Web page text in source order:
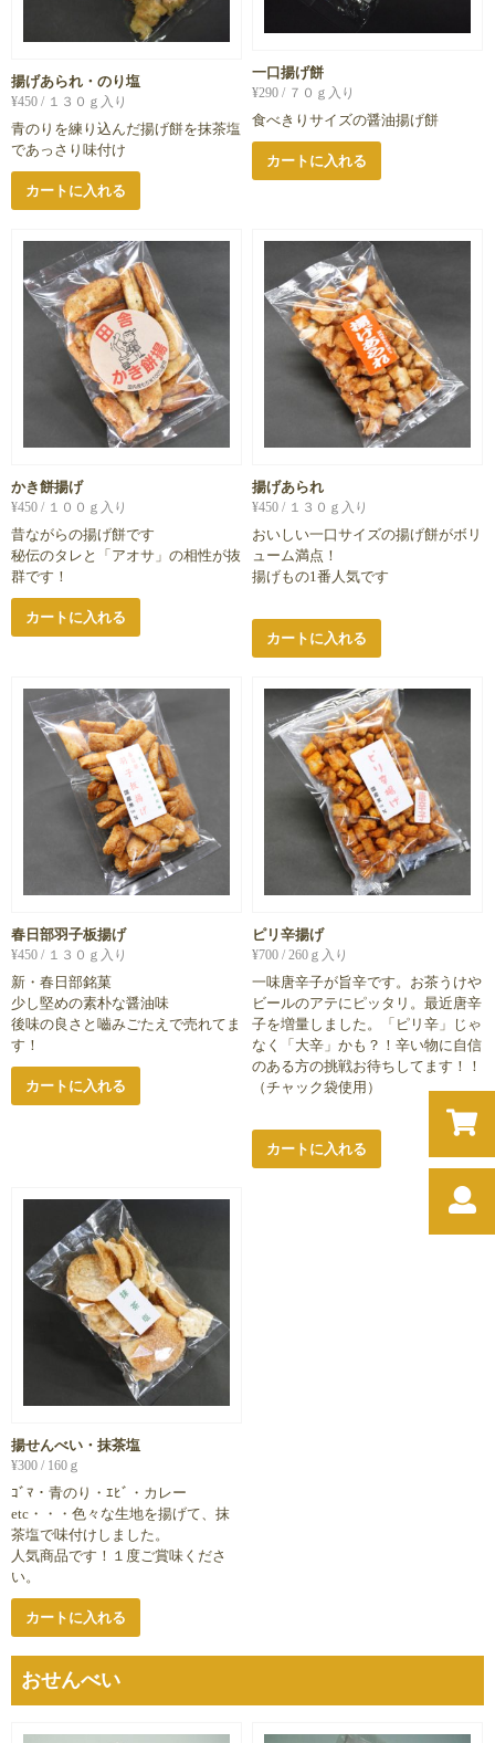
揚げあられ・のり塩
¥450 / １３０ｇ入り
青のりを練り込んだ揚げ餅を抹茶塩
であっさり味付け
カートに入れる
一口揚げ餅
¥290 / ７０ｇ入り
食べきりサイズの醤油揚げ餅
カートに入れる
かき餅揚げ
¥450 / １００ｇ入り
昔ながらの揚げ餅です
秘伝のタレと「アオサ」の相性が抜
群です！
カートに入れる
揚げあられ
¥450 / １３０ｇ入り
おいしい一口サイズの揚げ餅がボリ
ューム満点！
揚げもの1番人気です
カートに入れる
春日部羽子板揚げ
¥450 / １３０ｇ入り
新・春日部銘菓
少し堅めの素朴な醤油味
後味の良さと嚙みごたえで売れてま
す！
カートに入れる
ピリ辛揚げ
¥700 / 260ｇ入り
一味唐辛子が旨辛です。お茶うけや
ビールのアテにピッタリ。最近唐辛
子を増量しました。「ピリ辛」じゃ
なく「大辛」かも？！辛い物に自信
のある方の挑戦お待ちしてます！！
（チャック袋使用）
カートに入れる
揚せんべい・抹茶塩
¥300 / 160ｇ
ｺﾞﾏ・青のり・ｴﾋﾞ・カレー
etc・・・色々な生地を揚げて、抹
茶塩で味付けしました。
人気商品です！１度ご賞味くださ
い。
カートに入れる
おせんべい